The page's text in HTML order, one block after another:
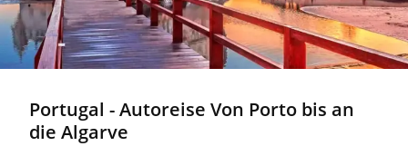
Portugal - Autoreise Von Porto bis an
die Algarve